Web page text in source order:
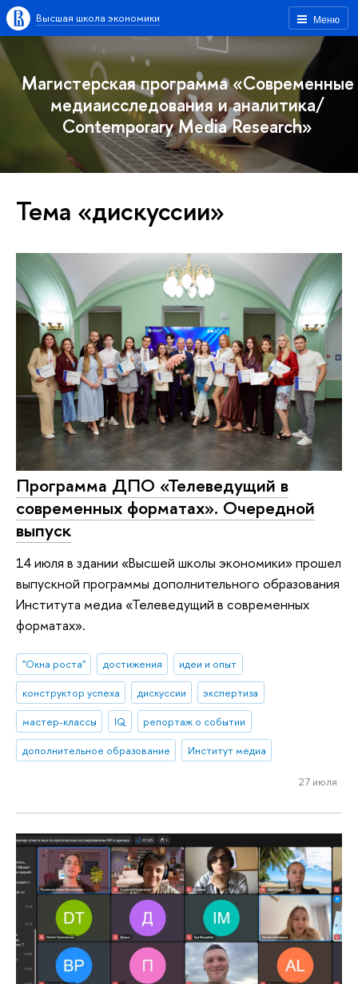
Меню
Высшая школа экономики
Магистерская программа «Современные
медиаисследования и аналитика/
Contemporary Media Research»
Тема «дискуссии»
Программа ДПО «Телеведущий в
современных форматах». Очередной
выпуск
14 июля в здании «Высшей школы экономики» прошел
выпускной программы дополнительного образования
Института медиа «Телеведущий в современных
форматах».
"Окна роста" достижения
идеи и опыт
конструктор успеха
дискуссии
экспертиза
мастер-классы
IQ
репортаж о событии
дополнительное образование
Институт медиа
27 июля